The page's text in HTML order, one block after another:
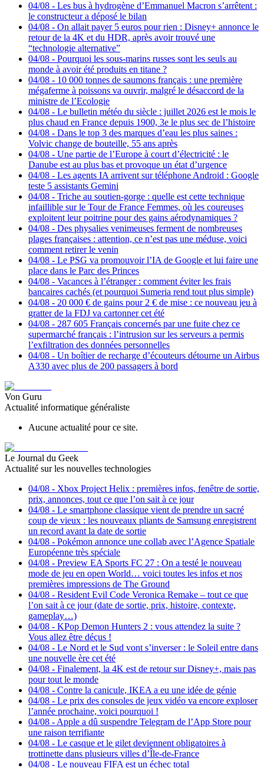
04/08 - Les bus à hydrogène d’Emmanuel Macron s’arrêtent :
le constructeur a déposé le bilan
04/08 - On allait payer 5 euros pour rien : Disney+ annonce le
retour de la 4K et du HDR, après avoir trouvé une
“technologie alternative”
04/08 - Pourquoi les sous-marins russes sont les seuls au
monde à avoir été produits en titane ?
04/08 - 10 000 tonnes de saumons français : une première
mégaferme à poissons va ouvrir, malgré le désaccord de la
ministre de l’Ecologie
04/08 - Le bulletin météo du siècle : juillet 2026 est le mois le
plus chaud en France depuis 1900, 3e le plus sec de l’histoire
04/08 - Dans le top 3 des marques d’eau les plus saines :
Volvic change de bouteille, 55 ans après
04/08 - Une partie de l’Europe à court d’électricité : le
Danube est au plus bas et provoque un état d’urgence
04/08 - Les agents IA arrivent sur téléphone Android : Google
teste 5 assistants Gemini
04/08 - Triche au soutien-gorge : quelle est cette technique
infaillible sur le Tour de France Femmes, où les coureuses
exploitent leur poitrine pour des gains aérodynamiques ?
04/08 - Des physalies venimeuses ferment de nombreuses
plages françaises : attention, ce n’est pas une méduse, voici
comment retirer le venin
04/08 - Le PSG va promouvoir l’IA de Google et lui faire une
place dans le Parc des Princes
04/08 - Vacances à l’étranger : comment éviter les frais
bancaires cachés (et pourquoi Sumeria rend tout plus simple)
04/08 - 20 000 € de gains pour 2 € de mise : ce nouveau jeu à
gratter de la FDJ va cartonner cet été
04/08 - 287 605 Français concernés par une fuite chez ce
supermarché français : l’intrusion sur les serveurs a permis
l’exfiltration des données personnelles
04/08 - Un boîtier de recharge d’écouteurs détourne un Airbus
A330 avec plus de 200 passagers à bord
Von Guru
Actualité informatique généraliste
Aucune actualité pour ce site.
Le Journal du Geek
Actualité sur les nouvelles technologies
04/08 - Xbox Project Helix : premières infos, fenêtre de sortie,
prix, annonces, tout ce que l’on sait à ce jour
04/08 - Le smartphone classique vient de prendre un sacré
coup de vieux : les nouveaux pliants de Samsung enregistrent
un record avant la date de sortie
04/08 - Pokémon annonce une collab avec l’Agence Spatiale
Européenne très spéciale
04/08 - Preview EA Sports FC 27 : On a testé le nouveau
mode de jeu en open World… voici toutes les infos et nos
premières impressions de The Ground
04/08 - Resident Evil Code Veronica Remake – tout ce que
l’on sait à ce jour (date de sortie, prix, histoire, contexte,
gameplay…)
04/08 - KPop Demon Hunters 2 : vous attendez la suite ?
Vous allez être déçus !
04/08 - Le Nord et le Sud vont s’inverser : le Soleil entre dans
une nouvelle ère cet été
04/08 - Finalement, la 4K est de retour sur Disney+, mais pas
pour tout le monde
04/08 - Contre la canicule, IKEA a eu une idée de génie
04/08 - Le prix des consoles de jeux vidéo va encore exploser
l’année prochaine, voici pourquoi !
04/08 - Apple a dû suspendre Telegram de l’App Store pour
une raison terrifiante
04/08 - Le casque et le gilet deviennent obligatoires à
trottinette dans plusieurs villes d’Île-de-France
04/08 - Le nouveau FIFA est un échec total